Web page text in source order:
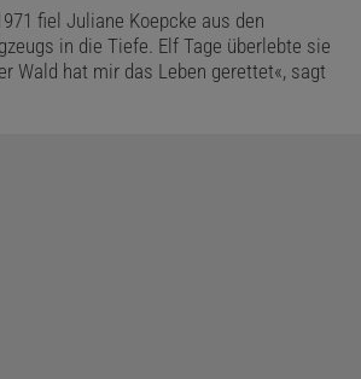
fiel Juliane Koepcke aus den
in die Tiefe. Elf Tage überlebte sie
Wald hat mir das Leben gerettet«, sagt